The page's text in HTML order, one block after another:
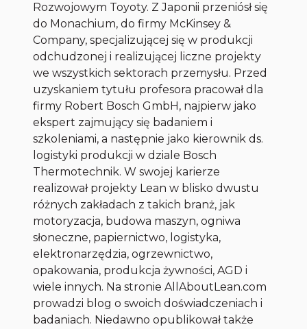
Rozwojowym Toyoty. Z Japonii przeniósł się
do Monachium, do firmy McKinsey &
Company, specjalizującej się w produkcji
odchudzonej i realizującej liczne projekty
we wszystkich sektorach przemysłu. Przed
uzyskaniem tytułu profesora pracował dla
firmy Robert Bosch GmbH, najpierw jako
ekspert zajmujący się badaniem i
szkoleniami, a następnie jako kierownik ds.
logistyki produkcji w dziale Bosch
Thermotechnik. W swojej karierze
realizował projekty Lean w blisko dwustu
różnych zakładach z takich branż, jak
motoryzacja, budowa maszyn, ogniwa
słoneczne, papiernictwo, logistyka,
elektronarzędzia, ogrzewnictwo,
opakowania, produkcja żywności, AGD i
wiele innych. Na stronie AllAboutLean.com
prowadzi blog o swoich doświadczeniach i
badaniach. Niedawno opublikował także